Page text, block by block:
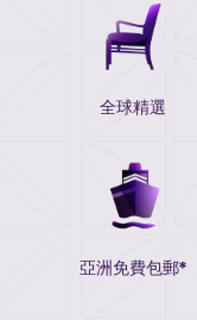
全球精選
亞洲免費包郵*